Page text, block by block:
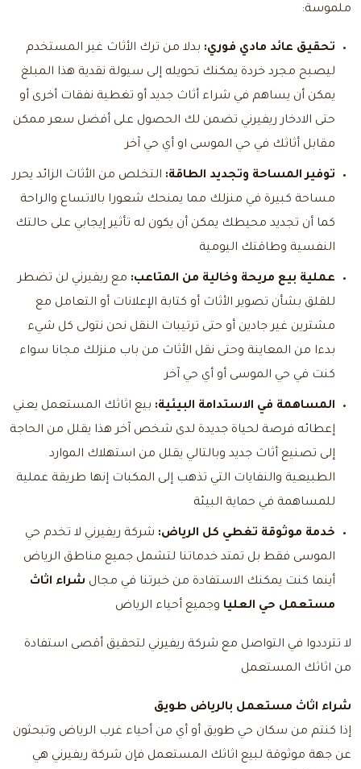
ملموسة:
تحقيق عائد مادي فوري: بدلا من ترك الأثاث غير المستخدم
ليصبح مجرد خردة يمكنك تحويله إلى سيولة نقدية هذا المبلغ
يمكن أن يساهم في شراء أثاث جديد أو تغطية نفقات أخرى أو
حتى الادخار ريفيرني تضمن لك الحصول على أفضل سعر ممكن
مقابل أثاثك في حي الموسى او أي حي آخر
توفير المساحة وتجديد الطاقة: التخلص من الأثاث الزائد يحرر
مساحة كبيرة في منزلك مما يمنحك شعورا بالاتساع والراحة
كما أن تجديد محيطك يمكن أن يكون له تأثير إيجابي على حالتك
النفسية وطاقتك اليومية
عملية بيع مريحة وخالية من المتاعب: مع ريفيرني لن تضطر
للقلق بشأن تصوير الأثاث أو كتابة الإعلانات أو التعامل مع
مشترين غير جادين أو حتى ترتيبات النقل نحن نتولى كل شيء
بدءا من المعاينة وحتى نقل الأثاث من باب منزلك مجانا سواء
كنت في حي الموسى أو أي حي آخر
المساهمة في الاستدامة البيئية: بيع اثاثك المستعمل يعني
إعطائه فرصة لحياة جديدة لدى شخص آخر هذا يقلل من الحاجة
إلى تصنيع أثاث جديد وبالتالي يقلل من استهلاك الموارد
الطبيعية والنفايات التي تذهب إلى المكبات إنها طريقة عملية
للمساهمة في حماية البيئة
خدمة موثوقة تغطي كل الرياض: شركة ريفيرني لا تخدم حي
الموسى فقط بل تمتد خدماتنا لتشمل جميع مناطق الرياض
أينما كنت يمكنك الاستفادة من خبرتنا في مجال شراء اثاث
مستعمل حي العليا وجميع أحياء الرياض
لا تترددوا في التواصل مع شركة ريفيرني لتحقيق أقصى استفادة
من اثاثك المستعمل
شراء اثاث مستعمل بالرياض طويق
إذا كنتم من سكان حي طويق أو أي من أحياء غرب الرياض وتبحثون
عن جهة موثوقة لبيع اثاثك المستعمل فإن شركة ريفيرني هي